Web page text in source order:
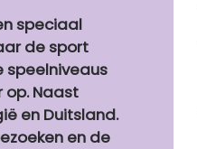
speciaal
de sport
Naast
en Duitsland.
en de